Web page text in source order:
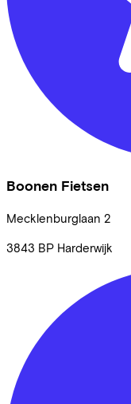
Boonen Fietsen
Mecklenburglaan 2
3843 BP Harderwijk